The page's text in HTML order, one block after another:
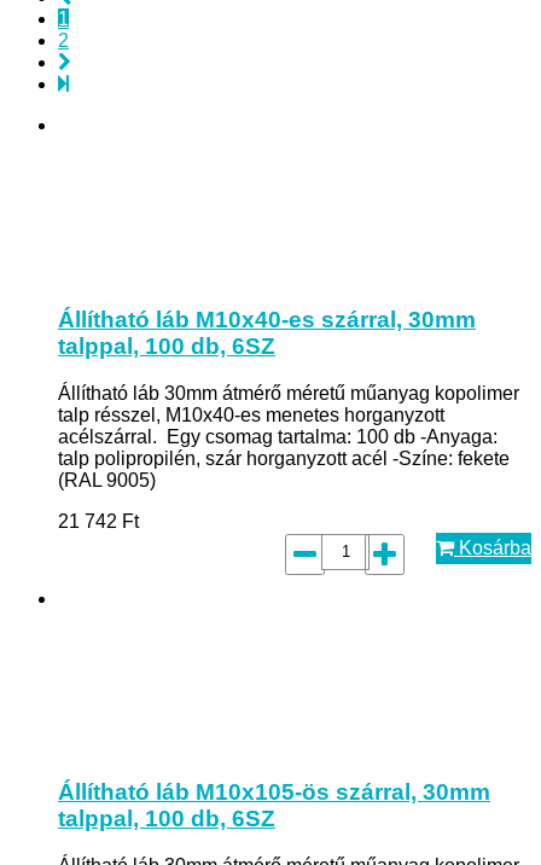
1
2
Állítható láb M10x40-es szárral, 30mm
talppal, 100 db, 6SZ
Állítható láb 30mm átmérő méretű műanyag kopolimer
talp résszel, M10x40-es menetes horganyzott
acélszárral. Egy csomag tartalma: 100 db -Anyaga:
talp polipropilén, szár horganyzott acél -Színe: fekete
(RAL 9005)
21 742 Ft
Kosárba
Állítható láb M10x105-ös szárral, 30mm
talppal, 100 db, 6SZ